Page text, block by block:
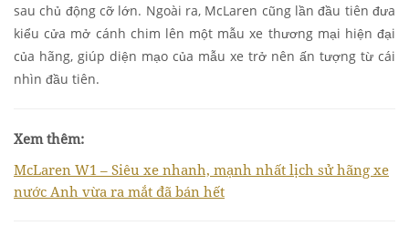
sau chủ động cỡ lớn. Ngoài ra, McLaren cũng lần đầu tiên đưa
kiểu cửa mở cánh chim lên một mẫu xe thương mại hiện đại
của hãng, giúp diện mạo của mẫu xe trở nên ấn tượng từ cái
nhìn đầu tiên.
Xem thêm:
McLaren W1 – Siêu xe nhanh, mạnh nhất lịch sử hãng xe
nước Anh vừa ra mắt đã bán hết